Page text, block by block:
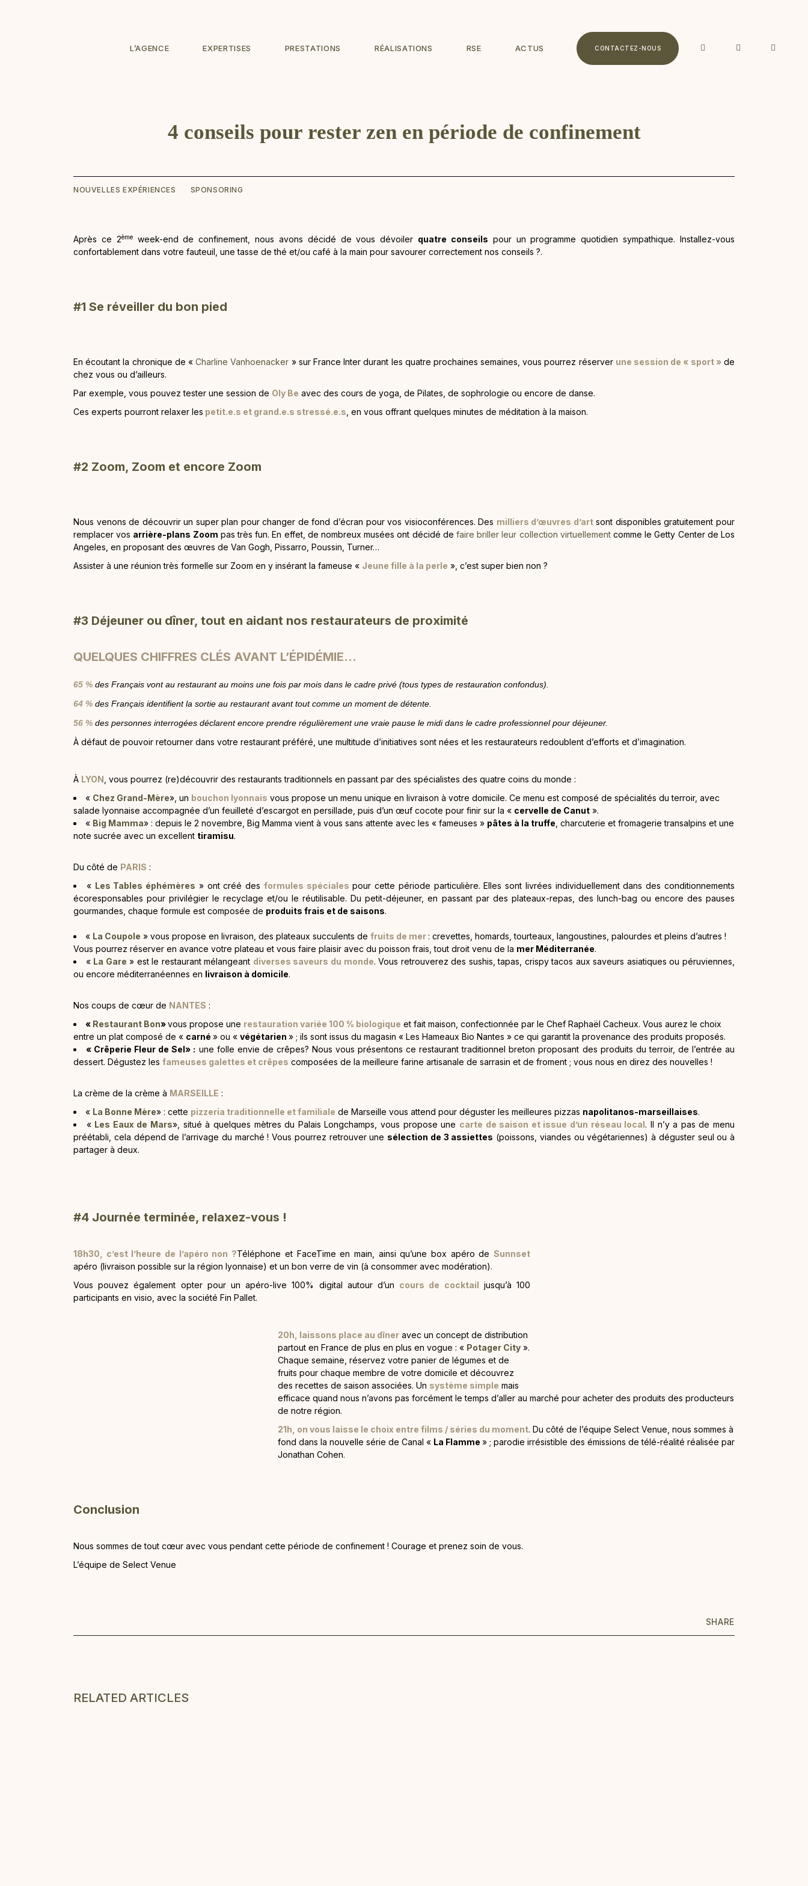
L’AGENCE EXPERTISES PRESTATIONS RÉALISATIONS RSE ACTUS CONTACTEZ-NOUS
4 conseils pour rester zen en période de confinement
NOUVELLES EXPÉRIENCES SPONSORING
Après ce 2èmeweek-end de confinement, nous avons décidé de vous dévoiler quatre conseils pour un programme quotidien sympathique. Installez-vous
confortablement dans votre fauteuil, une tasse de thé et/ou café à la main pour savourer correctement nos conseils ?.
#1 Se réveiller du bon pied
En écoutant la chronique de «Charline Vanhoenacker » sur France Inter durant les quatre prochaines semaines, vous pourrez réserver une session de « sport »de
chez vous ou d’ailleurs.
Par exemple, vous pouvez tester une session de Oly Be avec des cours de yoga, de Pilates, de sophrologie ou encore de danse.
Ces experts pourront relaxer les petit.e.s et grand.e.s stressé.e.s , en vous offrant quelques minutes de méditation à la maison.
#2 Zoom, Zoom et encore Zoom
Nous venons de découvrir un super plan pour changer de fond d’écran pour vos visioconférences. Des milliers d’œuvres d’artsont disponibles gratuitement pour
remplacer vos arrière-plans Zoom pas très fun. En effet, de nombreux musées ont décidé defaire briller leur collection virtuellementcomme le Getty Center de Los
Angeles, en proposant des œuvres de Van Gogh, Pissarro, Poussin, Turner…
Assister à une réunion très formelle sur Zoom en y insérant la fameuse « Jeune fille à la perle », c’est super bien non ?
#3 Déjeuner ou dîner, tout en aidant nos restaurateurs de proximité
QUELQUES CHIFFRES CLÉS AVANT L’ÉPIDÉMIE…
65 % des Français vont au restaurant au moins une fois par mois dans le cadre privé (tous types de restauration confondus).
64 % des Français identifient la sortie au restaurant avant tout comme un moment de détente.
56 % des personnes interrogées déclarent encore prendre régulièrement une vraie pause le midi dans le cadre professionnel pour déjeuner.
À défaut de pouvoir retourner dans votre restaurant préféré, une multitude d’initiatives sont nées et les restaurateurs redoublent d’efforts et d’imagination.
À LYON , vous pourrez (re)découvrir des restaurants traditionnels en passant par des spécialistes des quatre coins du monde :
« Chez Grand-Mère», un bouchon lyonnais vous propose un menu unique en livraison à votre domicile. Ce menu est composé de spécialités du terroir, avec
salade lyonnaise accompagnée d’un feuilleté d’escargot en persillade, puis d’un œuf cocote pour finir sur la « cervelle de Canut ».
« Big Mamma» : depuis le 2 novembre, Big Mamma vient à vous sans attente avec les « fameuses » pâtes à la truffe , charcuterie et fromagerie transalpins et une
note sucrée avec un excellent tiramisu.
Du côté de PARIS :
« Les Tables éphémères » ont créé des formules spéciales pour cette période particulière. Elles sont livrées individuellement dans des conditionnements
écoresponsables pour privilégier le recyclage et/ou le réutilisable. Du petit-déjeuner, en passant par des plateaux-repas, des lunch-bag ou encore des pauses
gourmandes, chaque formule est composée de produits frais et de saisons.
« La Coupole » vous propose en livraison, des plateaux succulents de fruits de mer: crevettes, homards, tourteaux, langoustines, palourdes et pleins d’autres !
Vous pourrez réserver en avance votre plateau et vous faire plaisir avec du poisson frais, tout droit venu de la mer Méditerranée.
« La Gare » est le restaurant mélangeant diverses saveurs du monde. Vous retrouverez des sushis, tapas, crispy tacos aux saveurs asiatiques ou péruviennes,
ou encore méditerranéennes en livraison à domicile.
Nos coups de cœur de NANTES :
« Restaurant Bon»vous propose une restauration variée 100 % biologique et fait maison, confectionnée par le Chef Raphaël Cacheux. Vous aurez le choix
entre un plat composé de « carné » ou « végétarien » ; ils sont issus du magasin « Les Hameaux Bio Nantes » ce qui garantit la provenance des produits proposés.
« Crêperie Fleur de Sel» : une folle envie de crêpes? Nous vous présentons ce restaurant traditionnel breton proposant des produits du terroir, de l’entrée au
dessert. Dégustez les fameuses galettes et crêpes composées de la meilleure farine artisanale de sarrasin et de froment ; vous nous en direz des nouvelles !
La crème de la crème à MARSEILLE :
« La Bonne Mère» : cette pizzeria traditionnelle et familiale de Marseille vous attend pour déguster les meilleures pizzas napolitanos-marseillaises.
« Les Eaux de Mars», situé à quelques mètres du Palais Longchamps, vous propose une carte de saison et issue d’un réseau local. Il n’y a pas de menu
préétabli, cela dépend de l’arrivage du marché ! Vous pourrez retrouver une sélection de 3 assiettes (poissons, viandes ou végétariennes) à déguster seul ou à
partager à deux.
#4 Journée terminée, relaxez-vous !
18h30, c’est l’heure de l’apéro non ?Téléphone et FaceTime en main, ainsi qu’une box apéro de Sunnset
apéro (livraison possible sur la région lyonnaise) et un bon verre de vin (à consommer avec modération).
Vous pouvez également opter pour un apéro-live 100% digital autour d’un cours de cocktail jusqu’à 100
participants en visio, avec la société Fin Pallet.
20h, laissons place au dîner avec un concept de distribution
partout en France de plus en plus en vogue : « Potager City ».
Chaque semaine, réservez votre panier de légumes et de
fruits pour chaque membre de votre domicile et découvrez
des recettes de saison associées. Un système simple mais
efficace quand nous n’avons pas forcément le temps d’aller au marché pour acheter des produits des producteurs
de notre région.
21h, on vous laisse le choix entre films / séries du moment. Du côté de l’équipe Select Venue, nous sommes à
fond dans la nouvelle série de Canal « La Flamme » ; parodie irrésistible des émissions de télé-réalité réalisée par
Jonathan Cohen.
Conclusion
Nous sommes de tout cœur avec vous pendant cette période de confinement ! Courage et prenez soin de vous.
L’équipe de Select Venue
SHARE
RELATED ARTICLES